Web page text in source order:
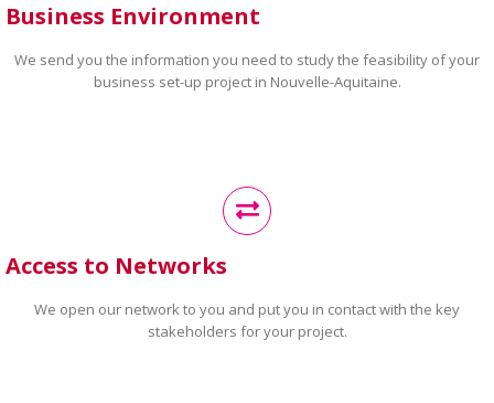
Business Environment
We send you the information you need to study the feasibility of your
business set-up project in Nouvelle-Aquitaine.
Access to Networks
We open our network to you and put you in contact with the key
stakeholders for your project.